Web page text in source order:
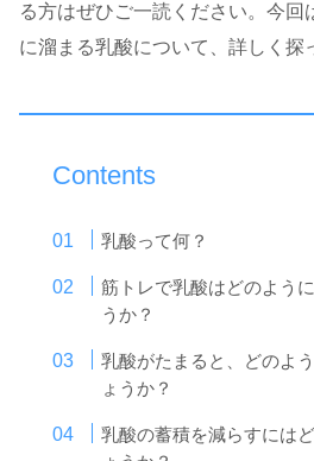
る方はぜひご一読ください。今回
に溜まる乳酸について、詳しく探
Contents
乳酸って何？
筋トレで乳酸はどのよう
うか？
乳酸がたまると、どのよ
ょうか？
乳酸の蓄積を減らすには